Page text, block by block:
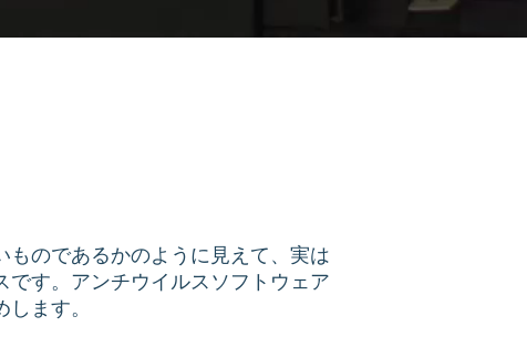
ものであるかのように見えて、実は
す。アンチウイルスソフトウェア
ます。